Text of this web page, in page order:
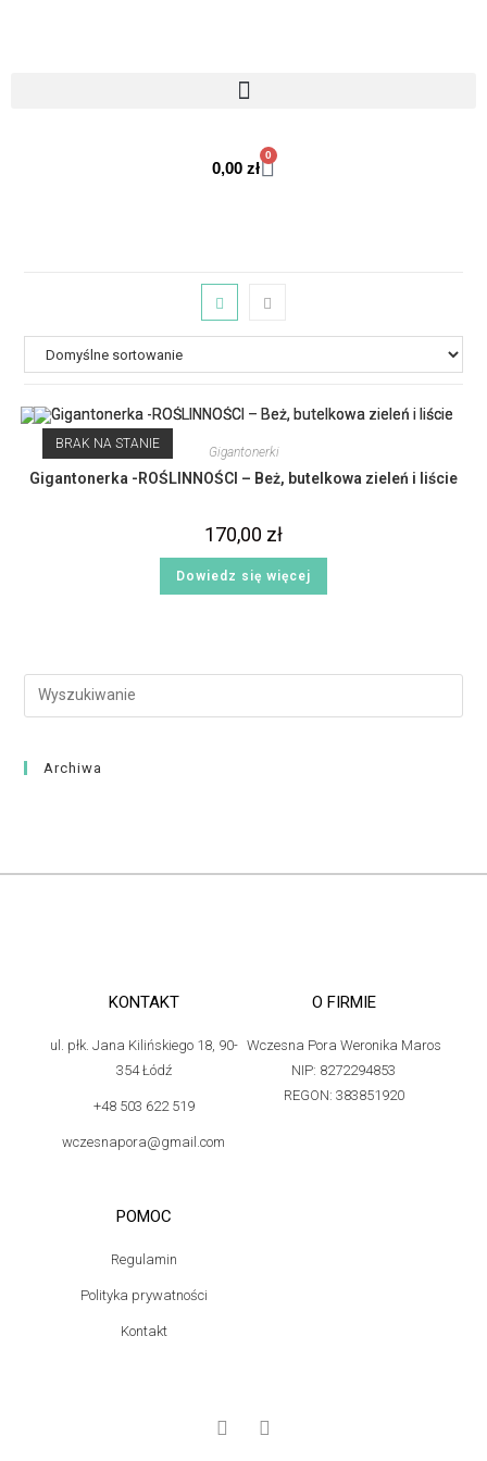
0,00 zł
0
BRAK NA STANIE
Gigantonerki
Gigantonerka -ROŚLINNOŚCI – Beż, butelkowa zieleń i liście
170,00 zł
Dowiedz się więcej
Archiwa
KONTAKT
ul. płk. Jana Kilińskiego 18, 90-
354 Łódź
+48 503 622 519
wczesnapora@gmail.com
O FIRMIE
Wczesna Pora Weronika Maros
NIP: 8272294853
REGON: 383851920
POMOC
Regulamin
Polityka prywatności
Kontakt